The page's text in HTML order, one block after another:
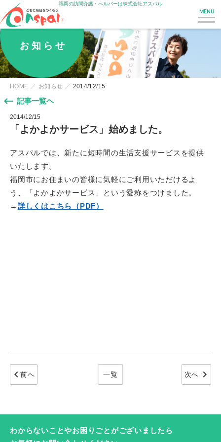
福岡の訪問介護・ヘルパーは株式会社アスパル
MENU
お 知 ら せ
HOME お知らせ 2014/12/15
keyboard_backspace 記事一覧ヘ
2014/12/15
「よかよかサービス」始めました。
アスパルでは、新たに短時間の生活支援サービスを提供
いたします。
福岡市にお住まいの皆様に気軽にご利用いただけるよ
う、「よかよかサービス」という愛称をつけました。
→ 詳しくはこちら（PDF）
chevron_left前へ 一覧 次へ chevron_right
わからないことやお困りごとがございましたら